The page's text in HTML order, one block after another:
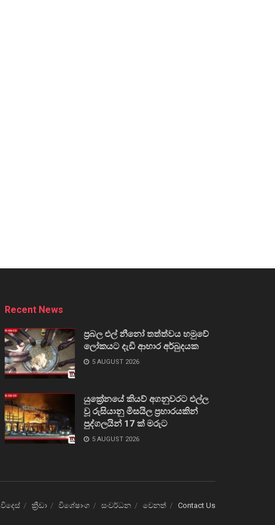
Recent News
ප්‍රබල එල් නීනෝ තත්ත්වය හමුවේ
ලෝකයට දැඩි ආහාර අර්බුදයක
5 AUGUST 2026
යුක්‍රේනයේ කියව් අගනුවරට එල්ල
වූ රුසියානු මිසයිල ප්‍රහාරයකින්
පුද්ගලයින් 17 ක් මරුට
5 AUGUST 2026
විදෙස් ක්‍රීඩා විශේෂාංග සංවර්ධන වෙනත් Contact Us